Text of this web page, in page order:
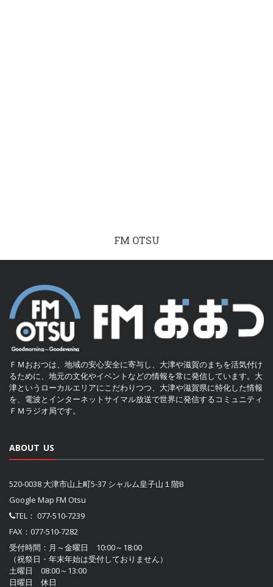
FM OTSU
ＦＭおおつは、地域の安心安全に寄与し、大津や滋賀のまちを活気付け
るために、地元の文化やイベントなどの情報を常に発信しています。大
津というローカルエリアにこだわりつつ、大津や滋賀県に特化した情報
を、電波とインターネットサイマル放送で世界に発信するコミュニティ
ＦＭラジオ局です。
ABOUT US
520-0038 大津市山上町5-37 シャルム皇子山１階B
Google Map FM Otsu
TEL： 077-510-7239
FAX：077-510-7282
受付時間：月～金曜日 10:00～18:00
（祝祭日・年末年始は受付しておりません）
土曜日 08:00～13:00
日曜日 休日